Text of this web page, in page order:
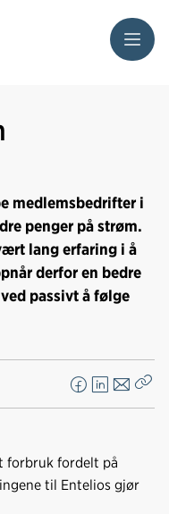
Meny
medlemsbedrifter i
penger på strøm.
lang erfaring i å
derfor en bedre
passivt å følge
F
a
e
b
L
i
k
e
E
-
o
s
forbruk fordelt på
til Entelios gjør